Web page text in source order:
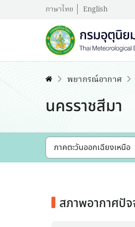
ภาษาไทย English
พยากรณ์อากาศ
นครราชสีมา
สภาพอากาศปั